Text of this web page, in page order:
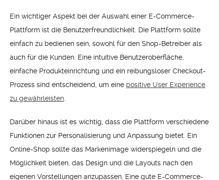
Ein wichtiger Aspekt bei der Auswahl einer E-Commerce-
Plattform ist die Benutzerfreundlichkeit. Die Plattform sollte
einfach zu bedienen sein, sowohl für den Shop-Betreiber als
auch für die Kunden. Eine intuitive Benutzeroberfläche,
einfache Produkteinrichtung und ein reibungsloser Checkout-
Prozess sind entscheidend, um eine positive User Experience
zu gewährleisten
Darüber hinaus ist es wichtig, dass die Plattform verschiedene
Funktionen zur Personalisierung und Anpassung bietet. Ein
Online-Shop sollte das Markenimage widerspiegeln und die
Möglichkeit bieten, das Design und die Layouts nach den
eigenen Vorstellungen anzupassen. Eine gute E-Commerce-